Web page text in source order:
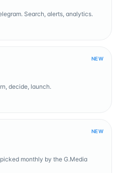
Search, alerts, analytics.
NEW
decide, launch.
NEW
monthly by the G.Media